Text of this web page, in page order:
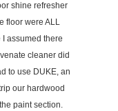
shine refresher
floor were ALL
assumed there
cleaner did
to use DUKE, an
our hardwood
paint section.